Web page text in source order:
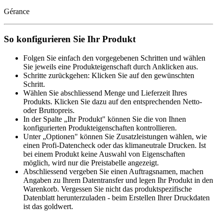
Gérance
So konfigurieren Sie Ihr Produkt
Folgen Sie einfach den vorgegebenen Schritten und wählen
Sie jeweils eine Produkteigenschaft durch Anklicken aus.
Schritte zurückgehen: Klicken Sie auf den gewünschten
Schritt.
Wählen Sie abschliessend Menge und Lieferzeit Ihres
Produkts. Klicken Sie dazu auf den entsprechenden Netto-
oder Bruttopreis.
In der Spalte „Ihr Produkt" können Sie die von Ihnen
konfigurierten Produkteigenschaften kontrollieren.
Unter „Optionen" können Sie Zusatzleistungen wählen, wie
einen Profi-Datencheck oder das klimaneutrale Drucken. Ist
bei einem Produkt keine Auswahl von Eigenschaften
möglich, wird nur die Preistabelle angezeigt.
Abschliessend vergeben Sie einen Auftragsnamen, machen
Angaben zu Ihrem Datentransfer und legen Ihr Produkt in den
Warenkorb. Vergessen Sie nicht das produktspezifische
Datenblatt herunterzuladen - beim Erstellen Ihrer Druckdaten
ist das goldwert.